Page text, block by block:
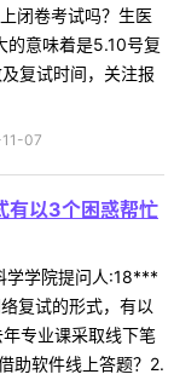
闭卷考试吗？生医
意味着是5.10号复
复试时间，关注报
07
有以3个困惑帮忙
学学院提问人:18***
复试的形式，有以
专业课采取线下笔
助软件线上答题？2.